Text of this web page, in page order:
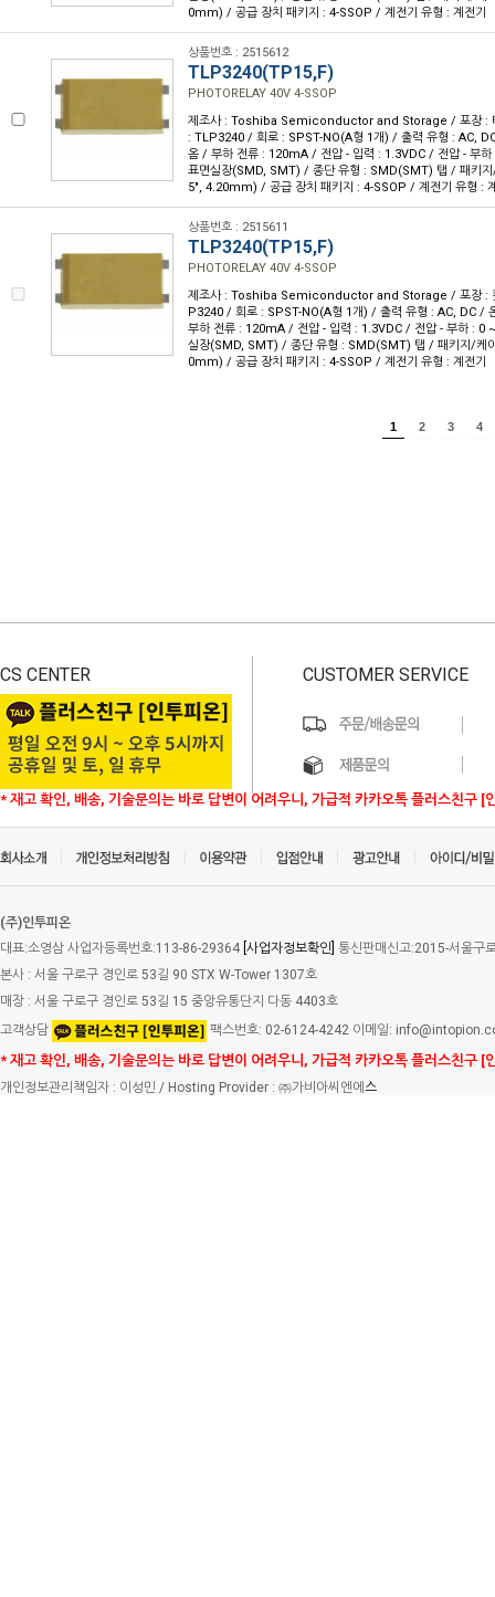
0mm) / 공급 장치 패키지 : 4-SSOP / 계전기 유형 : 계전기
상품번호 : 2515612
TLP3240(TP15,F)
PHOTORELAY 40V 4-SSOP
제조사 : Toshiba Semiconductor and Storage / 포장 :
: TLP3240 / 회로 : SPST-NO(A형 1개) / 출력 유형 : AC,
옴 / 부하 전류 : 120mA / 전압 - 입력 : 1.3VDC / 전압 - 부
표면실장(SMD, SMT) / 종단 유형 : SMD(SMT) 탭 / 패키
5", 4.20mm) / 공급 장치 패키지 : 4-SSOP / 계전기 유형 :
상품번호 : 2515611
TLP3240(TP15,F)
PHOTORELAY 40V 4-SSOP
제조사 : Toshiba Semiconductor and Storage / 포장 :
P3240 / 회로 : SPST-NO(A형 1개) / 출력 유형 : AC, DC /
부하 전류 : 120mA / 전압 - 입력 : 1.3VDC / 전압 - 부하 : 0
실장(SMD, SMT) / 종단 유형 : SMD(SMT) 탭 / 패키지/케
0mm) / 공급 장치 패키지 : 4-SSOP / 계전기 유형 : 계전기
1 2 3 4
CS CENTER
* 재고 확인, 배송, 기술문의는 바로 답변이 어려우니, 가급적 카카오톡 플러스친구 [
CUSTOMER SERVICE
(주)인투피온
대표:소영삼 사업자등록번호:113-86-29364 [사업자정보확인] 통신판매신고:2015-서울구
본사 : 서울 구로구 경인로 53길 90 STX W-Tower 1307호
매장 : 서울 구로구 경인로 53길 15 중앙유통단지 다동 4403호
고객상담
팩스번호: 02-6124-4242 이메일:
* 재고 확인, 배송, 기술문의는 바로 답변이 어려우니, 가급적 카카오톡 플러스친구 [
개인정보관리책임자 : 이성민 / Hosting Provider : ㈜가비아씨엔에 스